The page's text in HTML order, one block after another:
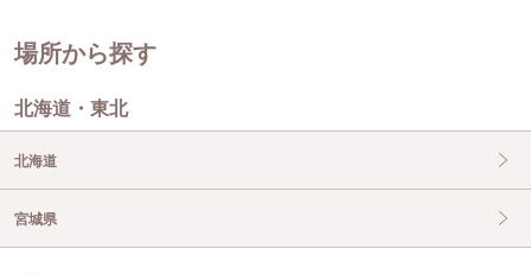
場所から探す
北海道・東北
北海道
宮城県